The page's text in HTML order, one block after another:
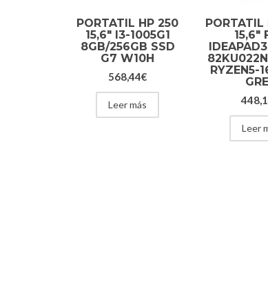
PORTATIL HP 250
15,6″ I3-1005G1
8GB/256GB SSD
G7 W10H
568,44€
Leer más
PORTATIL
15,6″
RYZEN5-
Leer